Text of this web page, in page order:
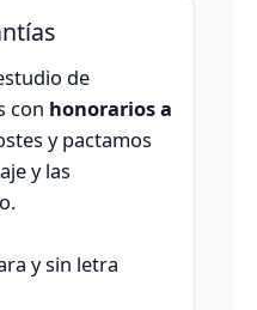
de
con honorarios a
y pactamos
y las
y sin letra